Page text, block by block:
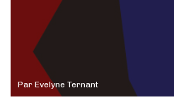
Par Evelyne Ternant